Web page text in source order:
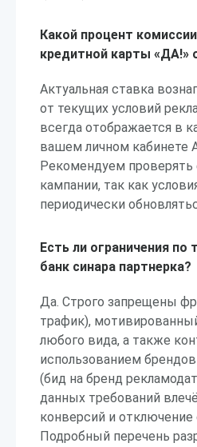
Какой процент
кредитной карты «ДА!»
Актуальная ставка
от текущих условий
всегда отображается в
вашем личном кабинете
Рекомендуем проверять
кампании, так как
периодически
Есть ли ограничения по
банк синара партнерка?
Да. Строго запрещены
трафик),
любого вида, а также
использованием
(бид на бренд
данных требований
конверсий и
Подробный перечень